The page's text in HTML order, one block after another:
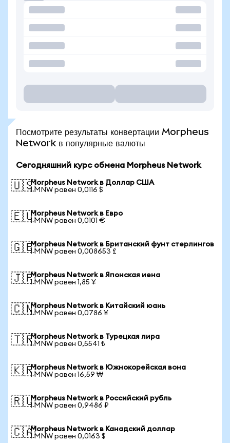
Посмотрите результаты конвертации Morpheus
Network в популярные валюты
Сегодняшний курс обмена Morpheus Network
🇺🇸Morpheus Network в Доллар США
1 MNW равен 0,0116 $
🇪🇺Morpheus Network в Евро
1 MNW равен 0,0101 €
🇬🇧Morpheus Network в Британский фунт стерлингов
1 MNW равен 0,008653 £
🇯🇵Morpheus Network в Японская иена
1 MNW равен 1,85 ¥
🇨🇳Morpheus Network в Китайский юань
1 MNW равен 0,0786 ¥
🇹🇷Morpheus Network в Турецкая лира
1 MNW равен 0,5541 ₺
🇰🇷Morpheus Network в Южнокорейская вона
1 MNW равен 16,59 ₩
🇷🇺Morpheus Network в Российский рубль
1 MNW равен 0,9486 ₽
🇨🇦Morpheus Network в Канадский доллар
1 MNW равен 0,0163 $